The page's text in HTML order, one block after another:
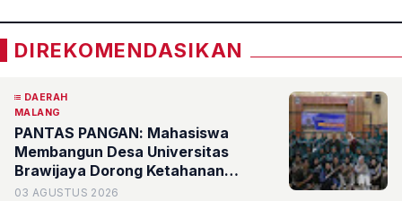
DIREKOMENDASIKAN
DAERAH
MALANG
PANTAS PANGAN: Mahasiswa
Membangun Desa Universitas
Brawijaya Dorong Ketahanan
Pangan Berbasis Galon Bekas
03 AGUSTUS 2026